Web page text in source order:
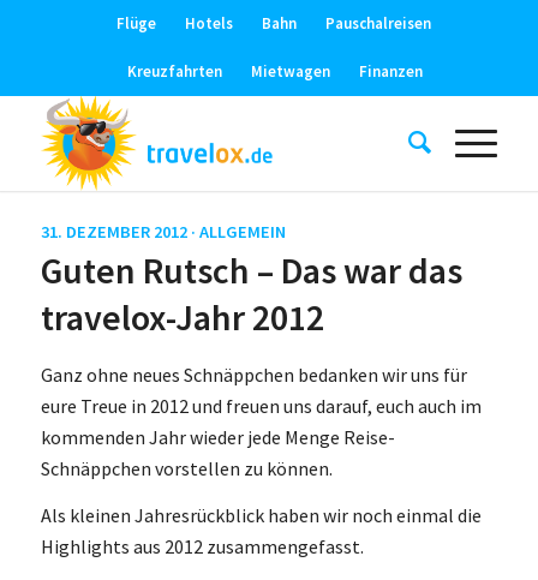
Flüge Hotels Bahn Pauschalreisen
Kreuzfahrten Mietwagen Finanzen
31. DEZEMBER 2012 · ALLGEMEIN
Guten Rutsch – Das war das
travelox-Jahr 2012
Ganz ohne neues Schnäppchen bedanken wir uns für
eure Treue in 2012 und freuen uns darauf, euch auch im
kommenden Jahr wieder jede Menge Reise-
Schnäppchen vorstellen zu können.
Als kleinen Jahresrückblick haben wir noch einmal die
Highlights aus 2012 zusammengefasst.